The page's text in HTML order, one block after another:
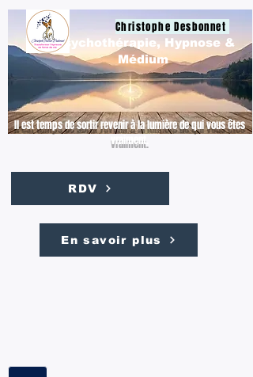
Christophe Desbonnet
Il est temps de sortir revenir à la lumière de qui vous êtes
vraiment.
Psychothérapie, Hypnose &
Médium
RDV
En savoir plus